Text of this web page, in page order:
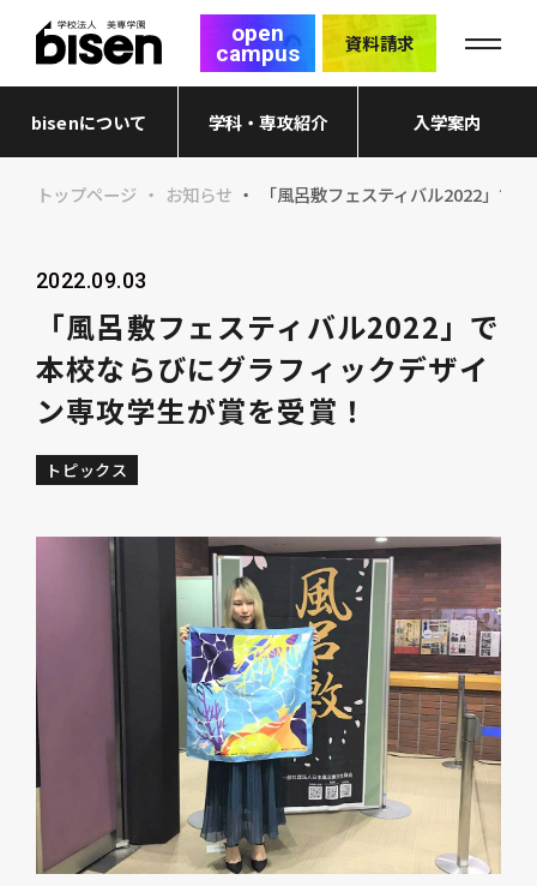
open
campus 資料請求
bisenについて 学科・専攻紹介 入学案内
トップページ お知らせ 「風呂敷フェスティバル2022」で
2022.09.03
「風呂敷フェスティバル2022」で
本校ならびにグラフィックデザイ
ン専攻学生が賞を受賞！
トピックス